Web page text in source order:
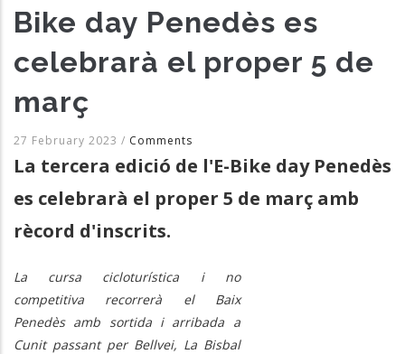
Bike day Penedès es
celebrarà el proper 5 de
març
27 February 2023 / Comments
La tercera edició de l'E-Bike day Penedès
es celebrarà el proper 5 de març amb
rècord d'inscrits.
La cursa cicloturística i no
competitiva recorrerà el Baix
Penedès amb sortida i arribada a
Cunit passant per Bellvei, La Bisbal